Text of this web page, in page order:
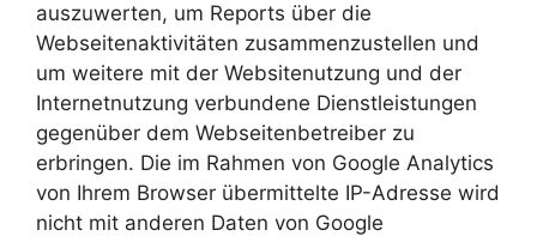
auszuwerten, um Reports über die
Webseitenaktivitäten zusammenzustellen und
um weitere mit der Websitenutzung und der
Internetnutzung verbundene Dienstleistungen
gegenüber dem Webseitenbetreiber zu
erbringen. Die im Rahmen von Google Analytics
von Ihrem Browser übermittelte IP-Adresse wird
nicht mit anderen Daten von Google